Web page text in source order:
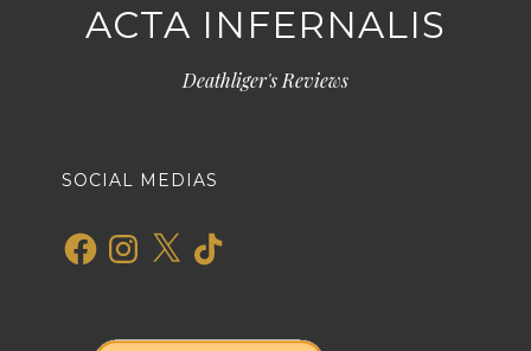
ACTA INFERNALIS
Deathliger's Reviews
SOCIAL MEDIAS
FacebookInstagram
X TikTok